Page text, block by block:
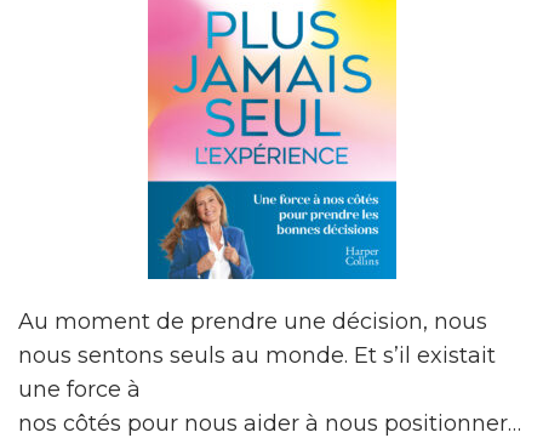
Au moment de prendre une décision, nous
nous sentons seuls au monde. Et s’il existait
une force à
nos côtés pour nous aider à nous positionner…